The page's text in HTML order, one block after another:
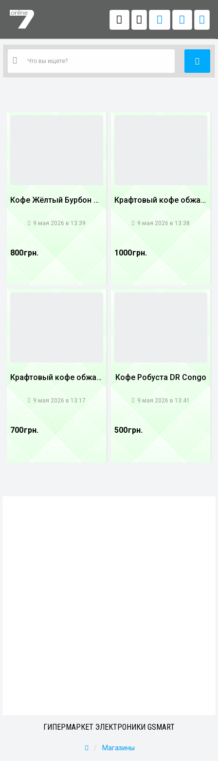
Кофе Жёлтый Бурбон Бразилия
9 мая 2026 в 13:39
800 грн.
Крафтовый кофе обжареный Танзания
9 мая 2026 в 13:38
1000 грн.
Крафтовый кофе обжареный купаж арабики 3...
9 мая 2026 в 13:17
700 грн.
Кофе Робуста DR Congo
9 мая 2026 в 13:41
500 грн.
ГИПЕРМАРКЕТ ЭЛЕКТРОНИКИ GSMART
Магазины